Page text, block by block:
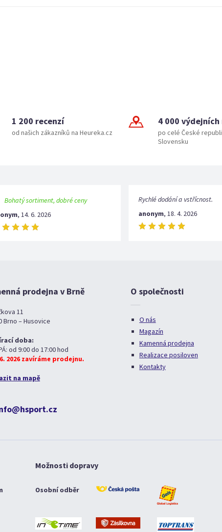
1 200 recenzí
od našich zákazníků na Heureka.cz
4 000
po celé České
Slovensku
Bohatý sortiment, dobré ceny
, 14. 6. 2026
Rychlé dodání a vstřícnost.
anonym, 18. 4. 2026
prodejna v Brně
11
Brno – Husovice
doba:
od 9:00 do 17:00 hod
2026 zavíráme prodejnu.
na mapě
O společnosti
O nás
Magazín
Kamenná prodejna
Realizace posiloven
Kontakty
Možnosti dopravy
Osobní odběr